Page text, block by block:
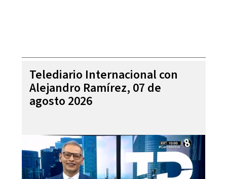
Telediario Internacional con
Alejandro Ramírez, 07 de
agosto 2026